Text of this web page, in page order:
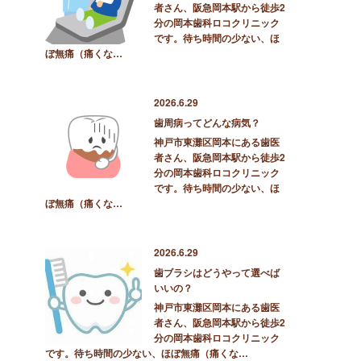
者さん、阪急岡本駅から徒歩2
分の岡本歯科ロコクリニック
です。待ち時間の少ない、ほ
ぼ無痛（痛くな…
2026.6.29
歯周病ってどんな病気？
神戸市東灘区岡本にある歯医
者さん、阪急岡本駅から徒歩2
分の岡本歯科ロコクリニック
です。待ち時間の少ない、ほ
ぼ無痛（痛くな…
2026.6.29
歯ブラシはどうやって選べば
いいの？
神戸市東灘区岡本にある歯医
者さん、阪急岡本駅から徒歩2
分の岡本歯科ロコクリニック
です。待ち時間の少ない、ほぼ無痛（痛くな…